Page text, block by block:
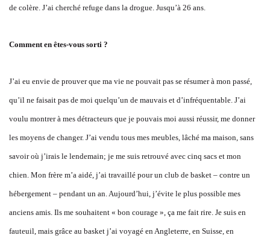
de colère. J’ai cherché refuge dans la drogue. Jusqu’à 26 ans.
Comment en êtes-vous sorti ?
J’ai eu envie de prouver que ma vie ne pouvait pas se résumer à mon passé,
qu’il ne faisait pas de moi quelqu’un de mauvais et d’infréquentable. J’ai
voulu montrer à mes détracteurs que je pouvais moi aussi réussir, me donner
les moyens de changer. J’ai vendu tous mes meubles, lâché ma maison, sans
savoir où j’irais le lendemain; je me suis retrouvé avec cinq sacs et mon
chien. Mon frère m’a aidé, j’ai travaillé pour un club de basket – contre un
hébergement – pendant un an. Aujourd’hui, j’évite le plus possible mes
anciens amis. Ils me souhaitent « bon courage », ça me fait rire. Je suis en
fauteuil, mais grâce au basket j’ai voyagé en Angleterre, en Suisse, en